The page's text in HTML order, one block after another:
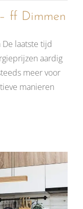
ff Dimmen
laatste tijd
aardig
meer voor
manieren